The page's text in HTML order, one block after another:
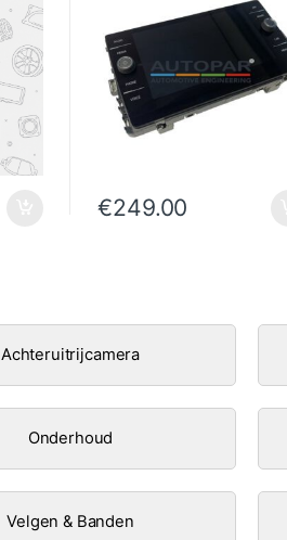
€249.00
Achteruitrijcamera
Onderhoud
Velgen & Banden